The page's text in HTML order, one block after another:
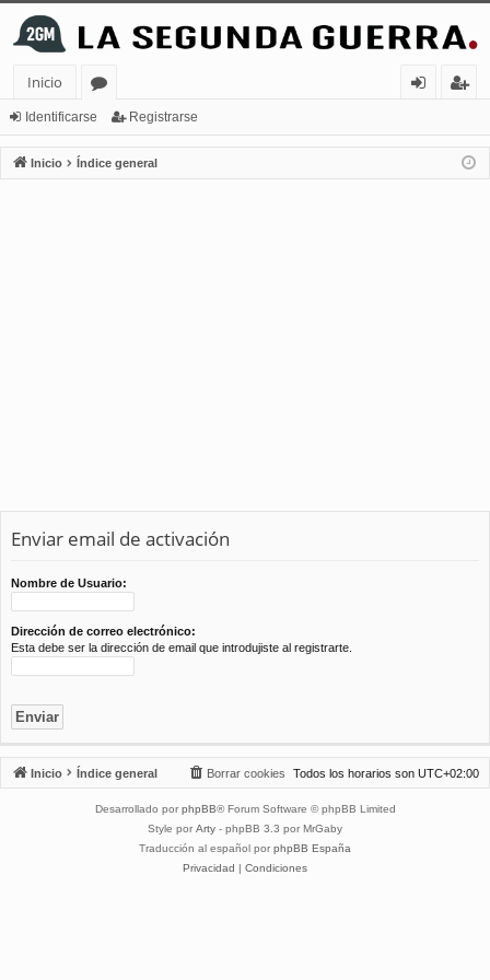
Inicio
or
os
nt
ifi
ist
ra
Identificarse Registrarse
Inicio Índice general
Enviar email de activación
Nombre de Usuario:
Dirección de correo electrónico:
Esta debe ser la dirección de email que introdujiste al registrarte.
Inicio Índice general Todos los horarios son UTC+02:00
Borrar cookies
Desarrollado por phpBB® Forum Software © phpBB Limited
Style por Arty - phpBB 3.3 por MrGaby
Traducción al español por phpBB España
Privacidad | Condiciones